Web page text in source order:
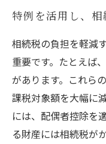
特例を活用し、
相続税の負担を軽減
重要です。たとえば
があります。これら
課税対象額を大幅に
には、配偶者控除を
る財産には相続税が